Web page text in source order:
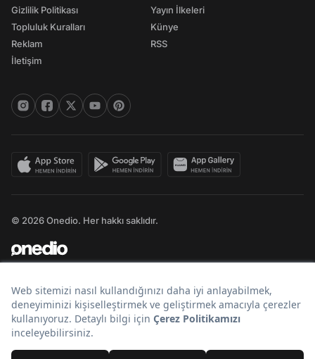
Gizlilik Politikası
Topluluk Kuralları
Reklam
İletişim
Yayın İlkeleri
Künye
RSS
© 2026 Onedio. Her hakkı saklıdır.
Bir markasıdır.